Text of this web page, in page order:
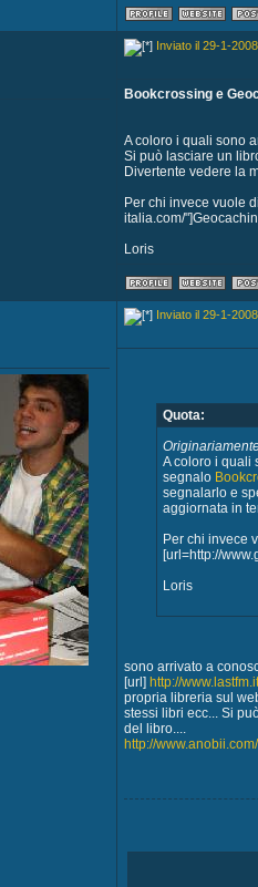
Inviato il 29-1-
Bookcrossing e
A coloro i quali sono
Si può lasciare un
Divertente vedere la
Per chi invece vuole
italia.com/
Loris
Inviato il 29-1-
Quota:
A coloro i quali
segnalo
segnalarlo e
aggiornata in
Per chi invece
[url=http://
Loris
sono arrivato a
[url] http://
propria libreria sul
stessi libri ecc... Si
del libro....
http://